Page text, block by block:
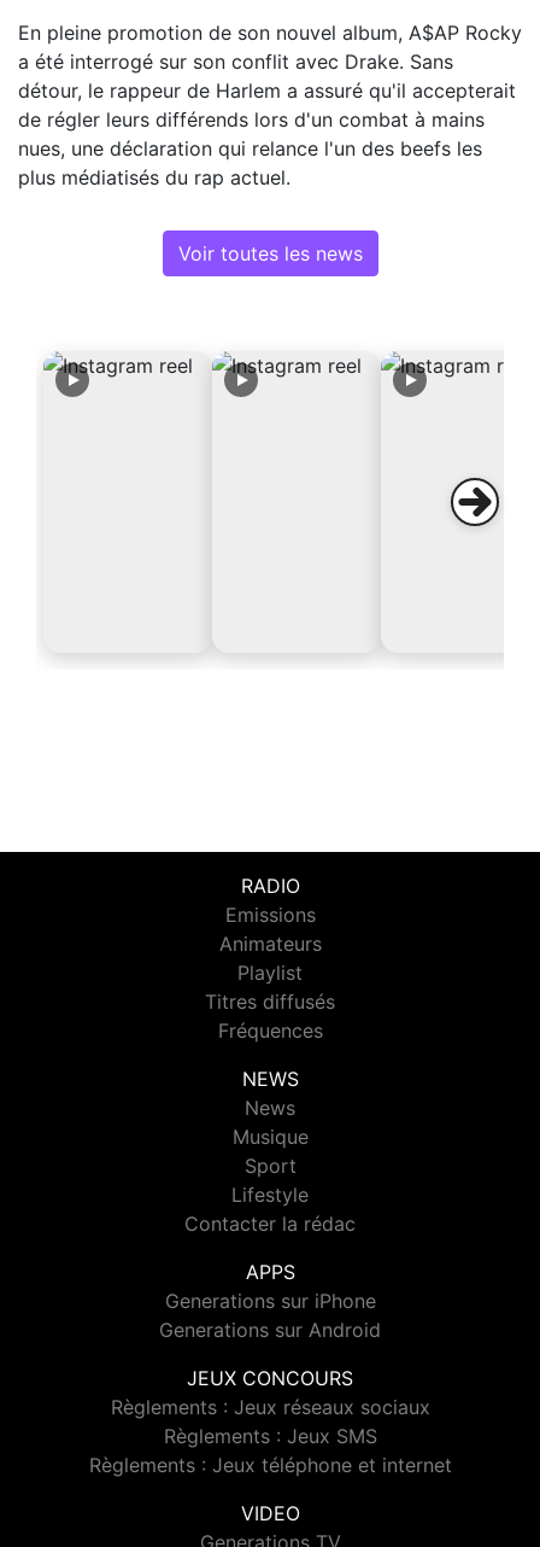
En pleine promotion de son nouvel album, A$AP Rocky
a été interrogé sur son conflit avec Drake. Sans
détour, le rappeur de Harlem a assuré qu'il accepterait
de régler leurs différends lors d'un combat à mains
nues, une déclaration qui relance l'un des beefs les
plus médiatisés du rap actuel.
Voir toutes les news
RADIO
Emissions
Animateurs
Playlist
Titres diffusés
Fréquences
NEWS
News
Musique
Sport
Lifestyle
Contacter la rédac
APPS
Generations sur iPhone
Generations sur Android
JEUX CONCOURS
Règlements : Jeux réseaux sociaux
Règlements : Jeux SMS
Règlements : Jeux téléphone et internet
VIDEO